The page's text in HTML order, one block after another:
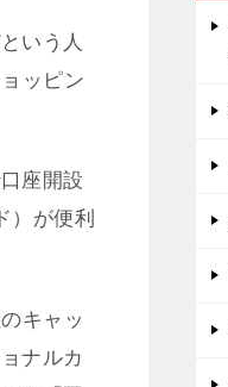
いう人
ッピン
座開設
）が便利
キャッ
ナルカ